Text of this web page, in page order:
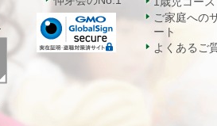
ご家庭への
ート
よくあるご